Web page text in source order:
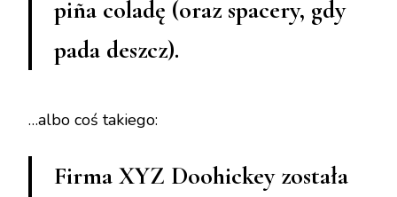
piña coladę (oraz spacery, gdy
pada deszcz).
…albo coś takiego:
Firma XYZ Doohickey została